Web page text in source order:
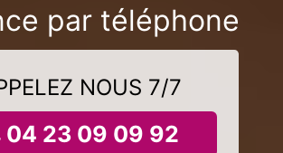
par téléphone
NOUS 7/7
04 23 09 09 92